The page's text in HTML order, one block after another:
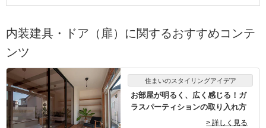
内装建具・ドア（扉）に関するおすすめコンテ
ンツ
住まいのスタイリングアイデア
お部屋が明るく、広く感じる！ガ
ラスパーティションの取り入れ方
> 詳しく見る